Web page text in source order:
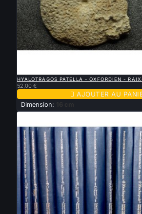
HYALOTRAGOS PATELLA - OXFORDIEN -
52,00 €
 AJOUTER AU
Dimension: 16 cm